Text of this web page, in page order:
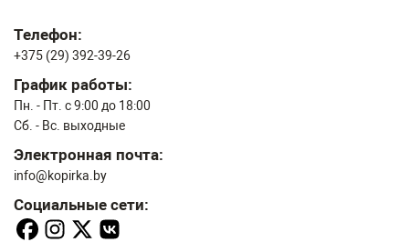
Телефон:
+375 (29) 392-39-26
График работы:
Пн. - Пт. с 9:00 до 18:00
Сб. - Вс. выходные
Электронная почта:
info@kopirka.by
Социальные сети: